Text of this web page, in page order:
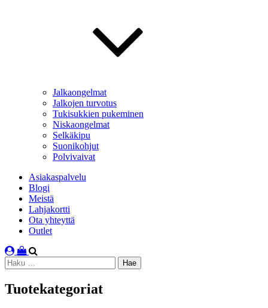
Jalkaongelmat
Jalkojen turvotus
Tukisukkien pukeminen
Niskaongelmat
Selkäkipu
Suonikohjut
Polvivaivat
Asiakaspalvelu
Blogi
Meistä
Lahjakortti
Ota yhteyttä
Outlet
Haku:
Tuotekategoriat